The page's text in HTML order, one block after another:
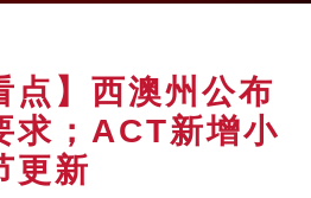
点】西澳州公布
求；ACT新增小
更新